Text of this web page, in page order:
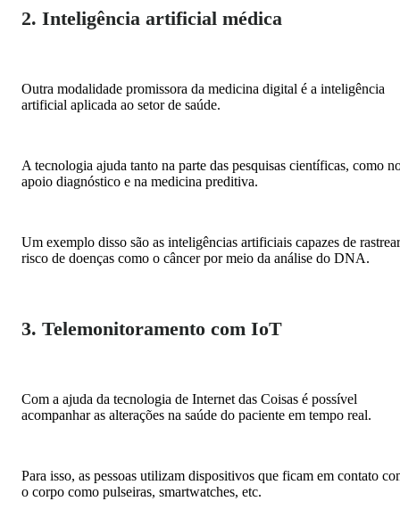
2. Inteligência artificial médica
Outra modalidade promissora da medicina digital é a inteligência
artificial aplicada ao setor de saúde.
A tecnologia ajuda tanto na parte das pesquisas científicas, como
apoio diagnóstico e na medicina preditiva.
Um exemplo disso são as inteligências artificiais capazes de rastrear
risco de doenças como o câncer por meio da análise do DNA.
3. Telemonitoramento com IoT
Com a ajuda da tecnologia de Internet das Coisas é possível
acompanhar as alterações na saúde do paciente em tempo real.
Para isso, as pessoas utilizam dispositivos que ficam em contato
o corpo como pulseiras, smartwatches, etc.